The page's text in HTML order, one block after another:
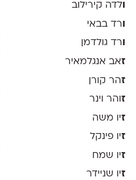
לדה קירילוב
רד בבאי
ורד גולדמן
זאב אנגלמאיר
זהר קורן
זוהר וינר
זיו משה
זיו פינקל
זיו שמח
זיו שניידר